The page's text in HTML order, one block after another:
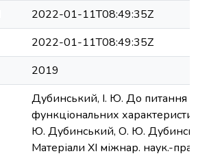
2022-01-11T08:49:35Z
2022-01-11T08:49:35Z
2019
Дубинський, І. Ю. До питання
функціональних
Ю. Дубинський, О. Ю.
Матеріали ХІ міжнар. наук.-